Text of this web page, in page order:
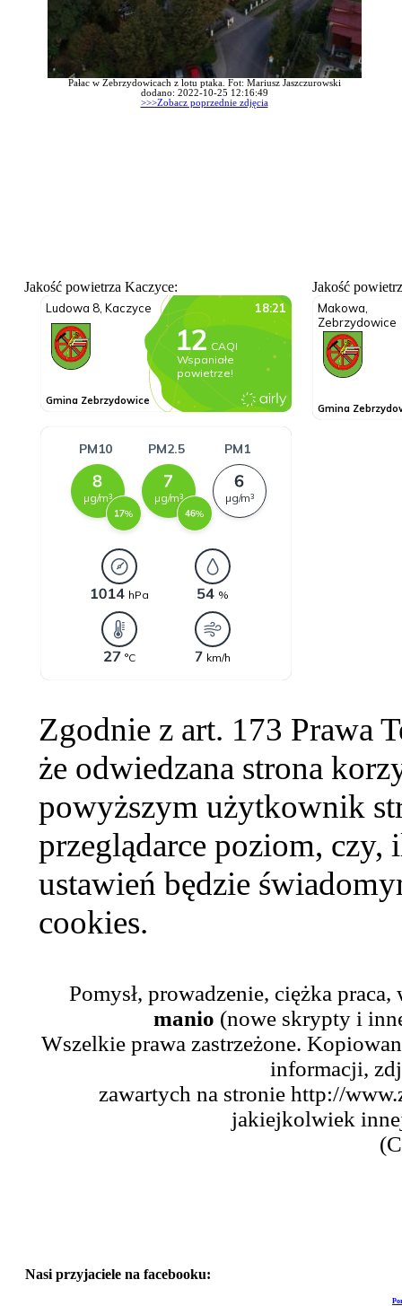
Pałac w Zebrzydowicach z lotu ptaka. Fot: Mariusz Jaszczurowski
dodano: 2022-10-25 12:16:49
>>>Zobacz poprzednie zdjęcia
Jakość powietrza Kaczyce: Jakość
Zgodnie z art. 173 Prawa
że odwiedzana strona
powyższym użytkownik
przeglądarce poziom,
ustawień będzie
cookies.
Pomysł, prowadzenie, ciężka
manio (nowe skrypty i
Wszelkie prawa zastrzeżone.
informacji,
zawartych na stronie http://
jakiejkolwiek
Nasi przyjaciele na facebooku: